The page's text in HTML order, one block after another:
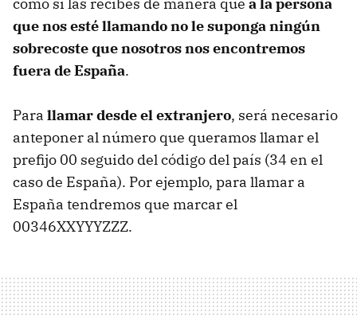
que nos esté llamando no le suponga ningún
sobrecoste que nosotros nos encontremos
fuera de España.
Para llamar desde el extranjero, será necesario
anteponer al número que queramos llamar el
prefijo 00 seguido del código del país (34 en el
caso de España). Por ejemplo, para llamar a
España tendremos que marcar el
00346XXYYYZZZ.